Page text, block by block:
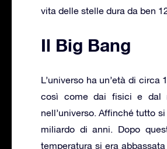
vita delle stelle dura da ben
Il Big Bang
L’universo ha un’età di
così come dai fisici e dal
nell’universo. Affinché tutto
miliardo di anni. Dopo
temperatura si era